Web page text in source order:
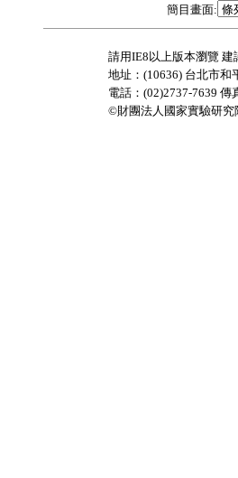
簡目畫面:
請用IE8以上版本瀏覽 建
地址：(10636) 台北市和
電話：(02)2737-7639 傳
©財團法人國家實驗研究